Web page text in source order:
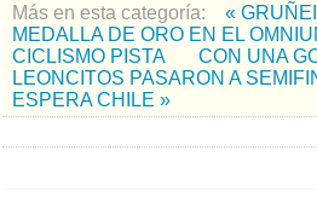
Más en esta categoría:
«
MEDALLA DE ORO EN EL
CICLISMO PISTA
CON UNA
LEONCITOS PASARON A
ESPERA CHILE »